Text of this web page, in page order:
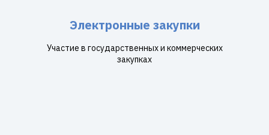
Электронные закупки
Участие в государственных и коммерческих
закупках